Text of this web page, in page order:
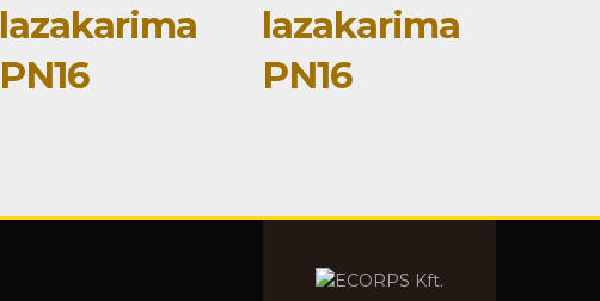
lazakarima
PN16
lazakarima
PN16